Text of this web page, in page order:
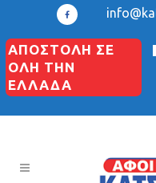
ΑΠΟΣΤΟΛΗ ΣΕ
ΟΛΗ ΤΗΝ
ΕΛΛΑΔΑ